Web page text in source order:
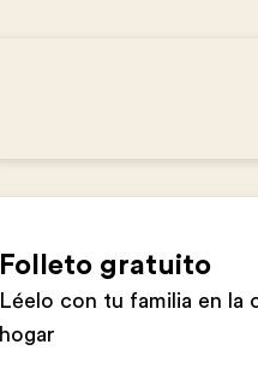
Folleto gratuito
Léelo con tu familia en la
hogar